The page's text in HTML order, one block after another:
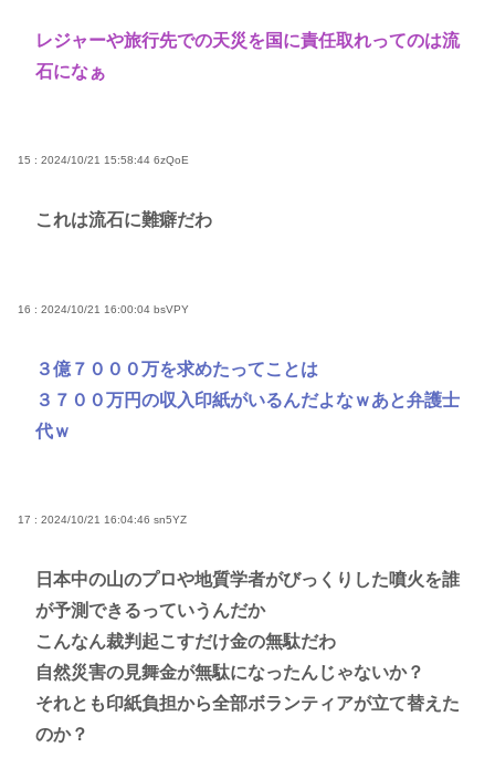
レジャーや旅行先での天災を国に責任取れってのは流
石になぁ
15 : 2024/10/21 15:58:44 6zQoE
これは流石に難癖だわ
16 : 2024/10/21 16:00:04 bsVPY
３億７０００万を求めたってことは
３７００万円の収入印紙がいるんだよなｗあと弁護士
代ｗ
17 : 2024/10/21 16:04:46 sn5YZ
日本中の山のプロや地質学者がびっくりした噴火を誰
が予測できるっていうんだか
こんなん裁判起こすだけ金の無駄だわ
自然災害の見舞金が無駄になったんじゃないか？
それとも印紙負担から全部ボランティアが立て替えた
のか？